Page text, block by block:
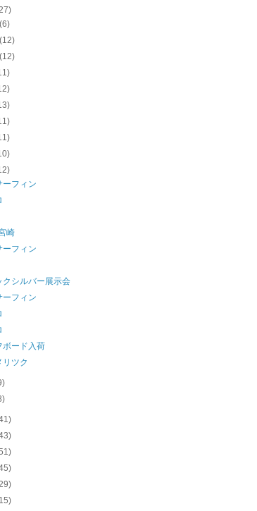
(6)
(12)
(12)
ーフィン
崎
ーフィン
クシルバー展示会
ーフィン
ボード入荷
リツク